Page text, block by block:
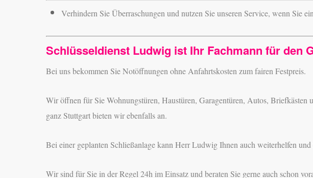
Verhindern Sie Überraschungen und nutzen Sie unseren Service, wenn Sie
Schlüsseldienst Ludwig ist Ihr Fachmann für den
Bei uns bekommen Sie Notöffnungen ohne Anfahrtskosten zum fairen Festpreis.
Wir öffnen für Sie Wohnungstüren, Haustüren, Garagentüren, Autos, Briefkästen
ganz Stuttgart bieten wir ebenfalls an.
Bei einer geplanten Schließanlage kann Herr Ludwig Ihnen auch weiterhelfen und
Wir sind für Sie in der Regel 24h im Einsatz und beraten Sie gerne auch schon